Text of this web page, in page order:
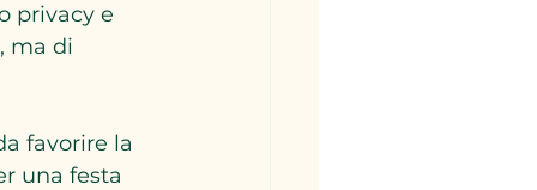
privacy e
ma di
favorire la
una festa